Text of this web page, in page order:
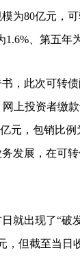
80亿元，可
、第五年
此次可转债
上投资者缴
元，包销比
发展，在可
出现了“破
，但截至当日